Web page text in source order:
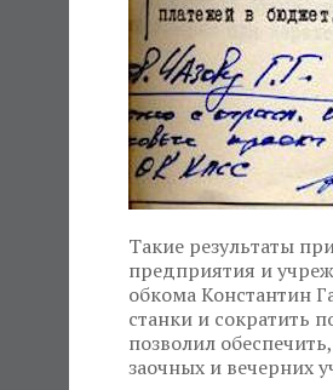
Такие результаты
предприятия и
обкома Константин
станки и сократить
позволил
заочных и вечерних